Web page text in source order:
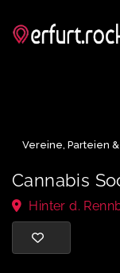
Cannabis
Hinter d.